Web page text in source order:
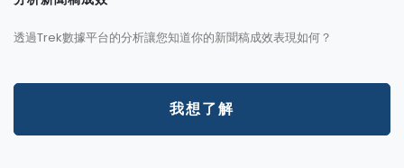
透過Trek數據平台的分析讓您知道你的新聞稿成效表現如何？
我想了解